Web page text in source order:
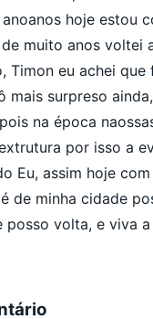
hoje estou
muito anos voltei
Timon eu achei que
mais surpreso
na época
por isso a
Eu, assim hoje
de minha cidade
posso volta, e viva